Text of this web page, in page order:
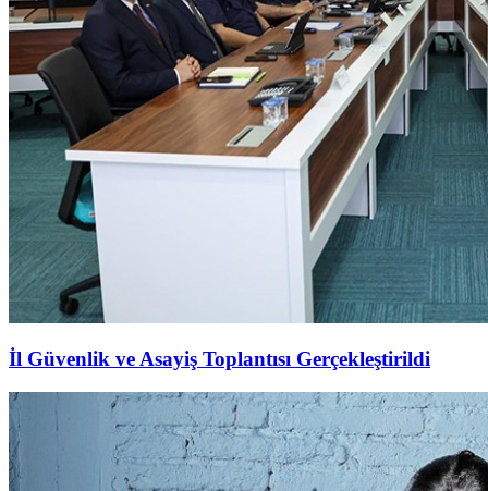
İl Güvenlik ve Asayiş Toplantısı Gerçekleştirildi